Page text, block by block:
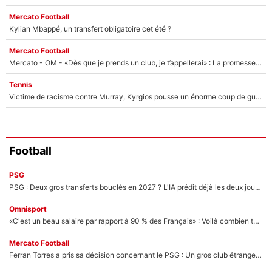
Mercato Football
Kylian Mbappé, un transfert obligatoire cet été ?
Mercato Football
Mercato - OM - «Dès que je prends un club, je t’appellerai» : La promesse de Marcelino au moment de claquer la porte
Tennis
Victime de racisme contre Murray, Kyrgios pousse un énorme coup de gueule !
Football
PSG
PSG : Deux gros transferts bouclés en 2027 ? L'IA prédit déjà les deux joueurs qui pourraient rejoindre Luis Enrique !
Omnisport
«C'est un beau salaire par rapport à 90 % des Français» : Voilà combien touchait Nelson Monfort sur France Télévisions avant de rejoindre CNews
Mercato Football
Ferran Torres a pris sa décision concernant le PSG : Un gros club étranger prêt à relancer le feuilleton pour la signature du champion du monde 2026 !